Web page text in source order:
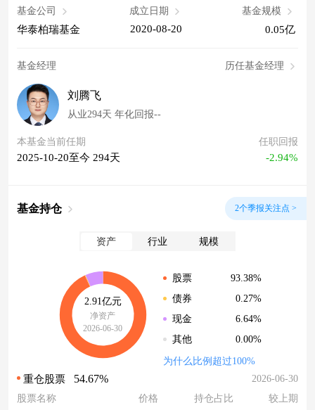
基金公司
华泰柏瑞基金
成立日期
2020-08-20
基金规模
0.05亿
基金经理 历任基金经理
刘腾飞
从业294天 年化回报--
本基金当前任期
2025-10-20至今 294天
任职回报
-2.94%
基金持仓 2个季报关注点 >
资产 行业 规模
2.91亿元
净资产
2026-06-30
股票
93.38%
债券
0.27%
现金
6.64%
其他
0.00%
为什么比例超过100%
重仓股票 54.67%
2026-06-30
股票名称
价格 持仓占比 较上期